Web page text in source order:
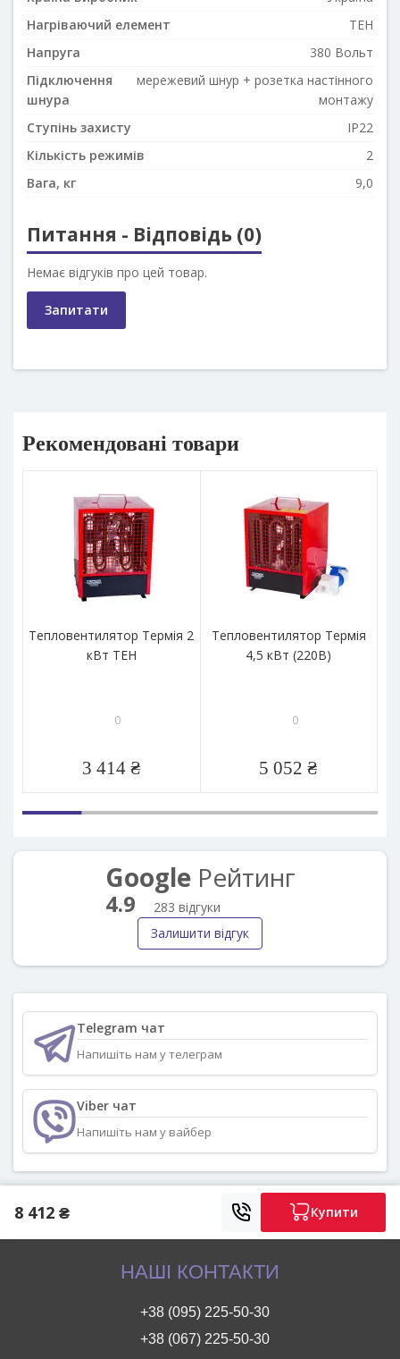
Нагріваючий елемент
ТЕН
Напруга
380 Вольт
Підключення
шнура
мережевий шнур + розетка настінного
монтажу
Ступінь захисту
IP22
Кількість режимів
2
Вага, кг
9,0
Питання - Відповідь (0)
Немає відгуків про цей товар.
Запитати
Рекомендовані товари
Тепловентилятор Термія 2
кВт ТЕН
0
3 414 ₴
Тепловентилятор Термія
4,5 кВт (220В)
0
5 052 ₴
GoogleРейтинг
4.9
283 відгуки
Залишити відгук
Telegram чат
Напишіть нам у телеграм
Viber чат
Напишіть нам у вайбер
8 412 ₴ Купити
НАШІ КОНТАКТИ
+38 (095) 225-50-30
+38 (067) 225-50-30